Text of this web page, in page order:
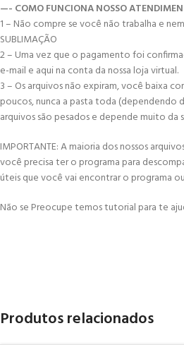
—- COMO FUNCIONA NOSSO
1 – Não compre se você não trabalha e
SUBLIMAÇÃO
2 – Uma vez que o pagamento foi
e-mail e aqui na conta da nossa loja virtual.
3 – Os arquivos não expiram, você baixa
poucos, nunca a pasta toda (dependendo
arquivos são pesados e depende muito da
IMPORTANTE: A maioria dos nossos
você precisa ter o programa para
úteis que você vai encontrar o programa
Não se Preocupe temos tutorial para te
Produtos relacionados